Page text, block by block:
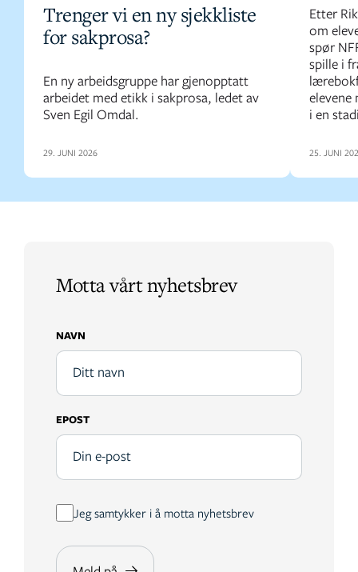
Trenger vi en ny sjekkliste
for sakprosa?
En ny arbeidsgruppe har gjenopptatt
arbeidet med etikk i sakprosa, ledet av
Sven Egil Omdal.
29. JUNI 2026
Etter
om
spør
spille i
i en
25. JUNI
Motta vårt nyhetsbrev
NAVN
EPOST
Jeg samtykker i å motta nyhetsbrev